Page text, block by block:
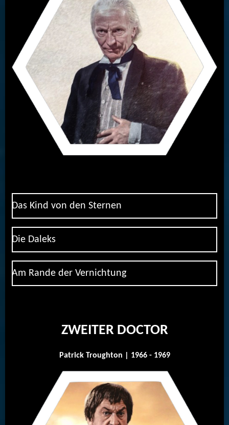
Das Kind von den Sternen
Die Daleks
Am Rande der Vernichtung
ZWEITER DOCTOR
Patrick Troughton | 1966 - 1969